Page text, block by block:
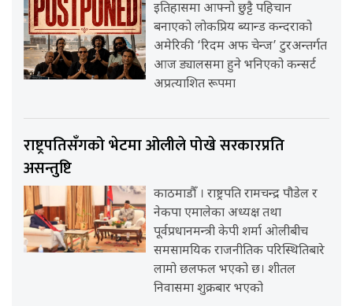
इतिहासमा आफ्नो छुट्टै पहिचान
बनाएको लोकप्रिय ब्यान्ड कन्दराको
अमेरिकी ‘रिदम अफ चेन्ज’ टुरअन्तर्गत
आज ड्यालसमा हुने भनिएको कन्सर्ट
अप्रत्याशित रूपमा
राष्ट्रपतिसँगको भेटमा ओलीले पोखे सरकारप्रति
असन्तुष्टि
काठमाडौँ । राष्ट्रपति रामचन्द्र पौडेल र
नेकपा एमालेका अध्यक्ष तथा
पूर्वप्रधानमन्त्री केपी शर्मा ओलीबीच
समसामयिक राजनीतिक परिस्थितिबारे
लामो छलफल भएको छ। शीतल
निवासमा शुक्रबार भएको